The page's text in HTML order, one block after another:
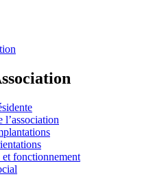
l’association
fonctionnement